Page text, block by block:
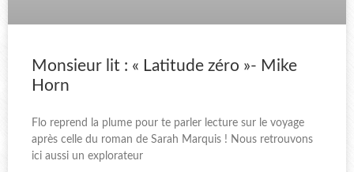
Monsieur lit : « Latitude zéro »- Mike
Horn
Flo reprend la plume pour te parler lecture sur le voyage
après celle du roman de Sarah Marquis ! Nous retrouvons
ici aussi un explorateur